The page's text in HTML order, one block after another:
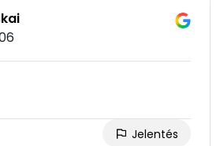
Jelentés